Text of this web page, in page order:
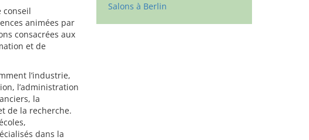
conseil
animées par
consacrées aux
et de
l’industrie,
l’administration
la
de la recherche.
dans la
Salons à Berlin